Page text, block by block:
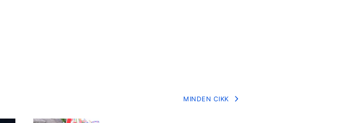
MINDEN CIKK